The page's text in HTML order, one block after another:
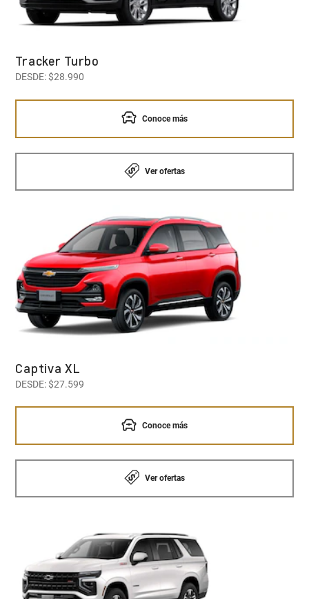
Tracker Turbo
DESDE: $28.990
Conoce más
Ver ofertas
Captiva XL
DESDE: $27.599
Conoce más
Ver ofertas